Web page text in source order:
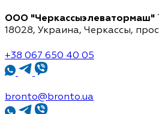
ООО "Черкассыэлеватормаш"
18028, Украина, Черкассы,
+38 067 650 40 05
bronto@bronto.ua